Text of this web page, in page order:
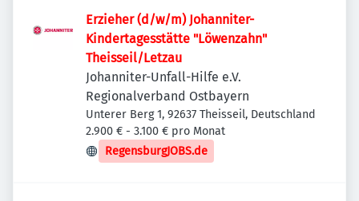
Erzieher (d/w/m) Johanniter-
Kindertagesstätte "Löwenzahn"
Theisseil/Letzau
Johanniter-Unfall-Hilfe e.V.
Regionalverband Ostbayern
Unterer Berg 1, 92637 Theisseil, Deutschland
2.900 € - 3.100 € pro Monat
RegensburgJOBS.de